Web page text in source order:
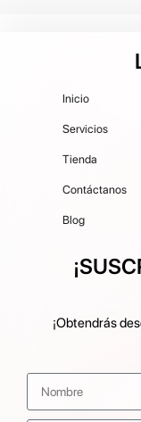
Inicio
Servicios
Tienda
Contáctanos
Blog
¡Obtendrás